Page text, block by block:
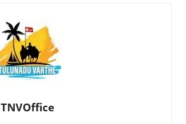
TNVOffice